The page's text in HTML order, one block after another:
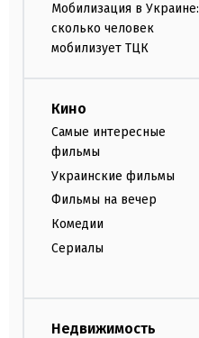
Мобилизация в Украине:
сколько человек
мобилизует ТЦК
Кино
Самые интересные
фильмы
Украинские фильмы
Фильмы на вечер
Комедии
Сериалы
Недвижимость